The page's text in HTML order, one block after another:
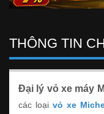
THÔNG TIN
Đại lý vỏ xe máy
các loại vỏ xe